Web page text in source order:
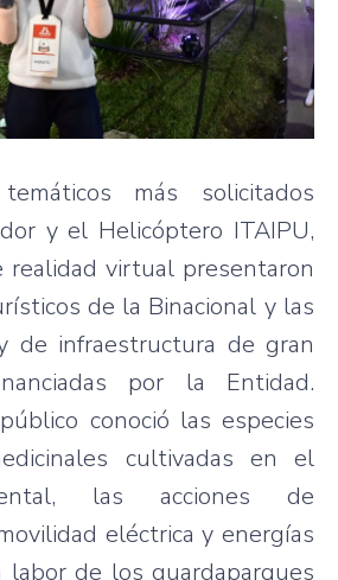
más solicitados
y el Helicóptero ITAIPU,
virtual presentaron
de la Binacional y las
de infraestructura de gran
por la Entidad.
conoció las especies
cultivadas en el
las acciones de
eléctrica y energías
labor de los guardaparques